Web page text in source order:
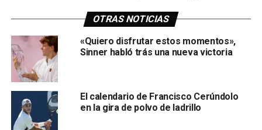
OTRAS NOTICIAS
«Quiero disfrutar estos momentos»,
Sinner habló trás una nueva victoria
El calendario de Francisco Cerúndolo
en la gira de polvo de ladrillo